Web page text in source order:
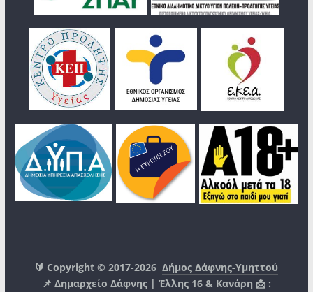
🔰 Copyright © 2017-2026Δήμος Δάφνης-Υμηττού
📌 Δημαρχείο Δάφνης | Έλλης 16 & Κανάρη 📩 :